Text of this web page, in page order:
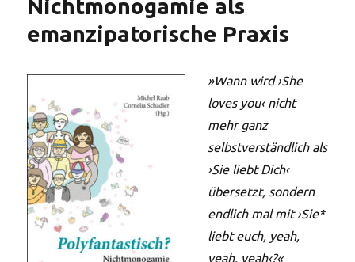
Nichtmonogamie als
emanzipatorische Praxis
»Wann wird ›She
loves you‹ nicht
mehr ganz
selbstverständlich als
›Sie liebt Dich‹
übersetzt, sondern
endlich mal mit ›Sie*
liebt euch, yeah,
yeah, yeah‹?«